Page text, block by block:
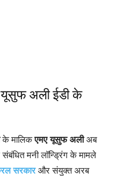
अली ईडी के
के मालिकएमए यूसुफ अलीअब
मनी लॉन्ड्रिंग के मामले
सरकारऔर संयुक्त अरब